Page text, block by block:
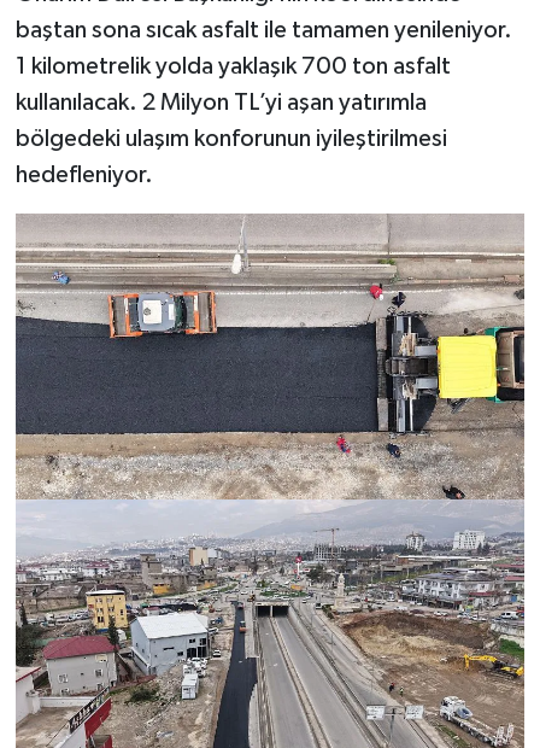
baştan sona sıcak asfalt ile tamamen yenileniyor.
1 kilometrelik yolda yaklaşık 700 ton asfalt
kullanılacak. 2 Milyon TL’yi aşan yatırımla
bölgedeki ulaşım konforunun iyileştirilmesi
hedefleniyor.